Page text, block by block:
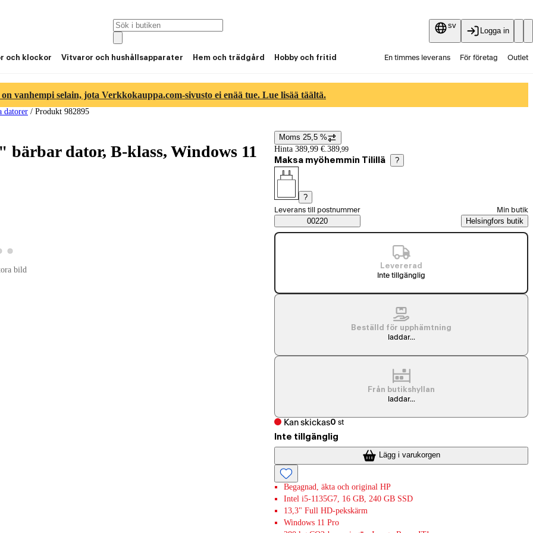
sv
Logga in
och klockor Vitvaror och hushållsapparater Hem och trädgård Hobby och fritid En timmes leverans För företag Outlet
on vanhempi selain, jota Verkkokauppa.com-sivusto ei enää tue. Lue lisää täältä.
datorer / Produkt 982895
bärbar dator, B-klass, Windows 11
1
produktbild 2
Visa produktbild 3
bild
Prisinformation
Moms 25,5 %
Hinta 389,99 €.389,99
Maksa myöhemmin Tilillä ?
?
Saatavuustiedot
Välj beställningssätt
Leverans till postnummer
00220
Min butik
Helsingfors butik
Levererad
Inte tillgänglig
Beställd för upphämtning
laddar...
Från butikshyllan
laddar...
Kan skickas0 st
Inte tillgänglig
Lägg i varukorgen
Begagnad, äkta och original HP
Intel i5-1135G7, 16 GB, 240 GB SSD
13,3" Full HD-pekskärm
Windows 11 Pro